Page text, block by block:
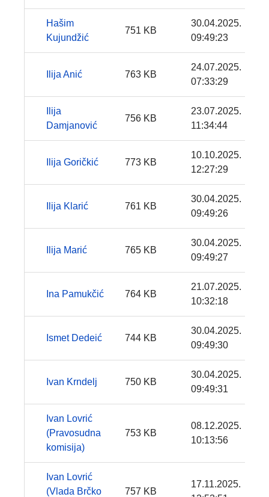
Hašim
Kujundžić
751 KB
30.04.2025.
09:49:23
Ilija Anić 763 KB
24.07.2025.
07:33:29
Ilija
Damjanović
756 KB
23.07.2025.
11:34:44
Ilija Goričkić 773 KB
10.10.2025.
12:27:29
Ilija Klarić 761 KB
30.04.2025.
09:49:26
Ilija Marić 765 KB
30.04.2025.
09:49:27
Ina Pamukčić 764 KB
21.07.2025.
10:32:18
Ismet Dedeić 744 KB
30.04.2025.
09:49:30
Ivan Krndelj 750 KB
30.04.2025.
09:49:31
Ivan Lovrić
(Pravosudna
komisija)
753 KB
08.12.2025.
10:13:56
Ivan Lovrić
(Vlada Brčko
757 KB
17.11.2025.